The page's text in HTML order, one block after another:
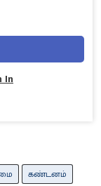
In
கண்டனம்